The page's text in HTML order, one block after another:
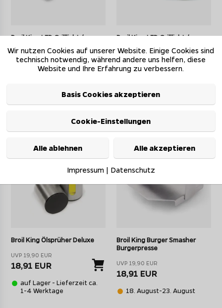
Broil King LED Grilllicht /
UVP 27,90 EUR
26,51 EUR
1-4 Werktage
Broil King LED Grilllicht /
UVP 22,90 EUR
21,76 EUR
1-4 Werktage
5%*
Broil King Ölsprüher Deluxe
UVP 19,90 EUR
18,91 EUR
auf Lager - Lieferzeit ca.
1-4 Werktage
Broil King Burger Smasher
Burgerpresse
UVP 19,90 EUR
18,91 EUR
18. August-23. August
Wir nutzen Cookies auf unserer Website. Einige Cookies sind
technisch notwendig, während andere uns helfen, diese
Website und Ihre Erfahrung zu verbessern.
Basis Cookies akzeptieren
Cookie-Einstellungen
Alle ablehnen Alle akzeptieren
Impressum| Datenschutz